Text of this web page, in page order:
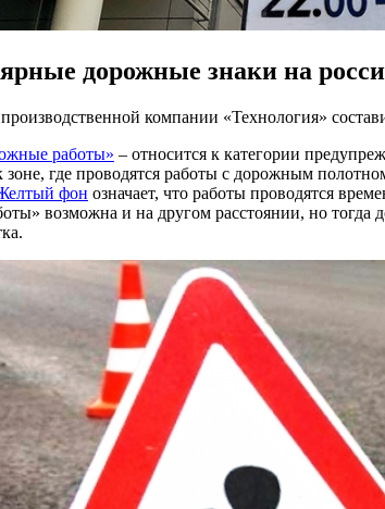
дорожные знаки на
компании «Технология»
работы» – относится к категории
где проводятся работы с дорожным
фон означает, что работы проводятся
возможна и на другом расстоянии, но тогда